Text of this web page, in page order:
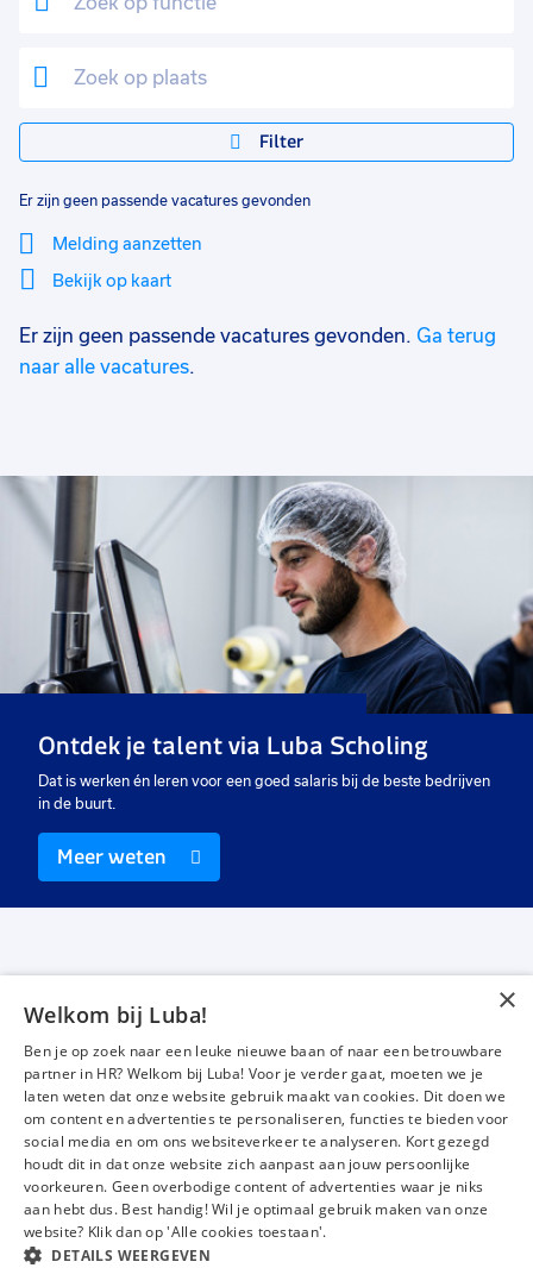
Filter
Er zijn geen passende vacatures gevonden
Melding aanzetten
Bekijk op kaart
Sluiten
Er zijn geen passende vacatures gevonden. Ga terug
naar alle vacatures.
Ontdek je talent via Luba Scholing
Dat is werken én leren voor een goed salaris bij de beste bedrijven
in de buurt.
Meer weten
Werken bij Luba
Voor werkgevers
Mijn Luba
Contact
InstagramFacebookLinkedIn YouTube
×
Welkom bij Luba!
Ben je op zoek naar een leuke nieuwe baan of naar een betrouwbare
partner in HR? Welkom bij Luba! Voor je verder gaat, moeten we je
laten weten dat onze website gebruik maakt van cookies. Dit doen we
om content en advertenties te personaliseren, functies te bieden voor
social media en om ons websiteverkeer te analyseren. Kort gezegd
houdt dit in dat onze website zich aanpast aan jouw persoonlijke
voorkeuren. Geen overbodige content of advertenties waar je niks
aan hebt dus. Best handig! Wil je optimaal gebruik maken van onze
website? Klik dan op 'Alle cookies toestaan'.
DETAILS WEERGEVEN